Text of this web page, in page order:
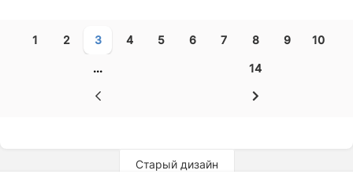
1 2 3 4 5 6 7 8 9 10
... 14
Старый дизайн